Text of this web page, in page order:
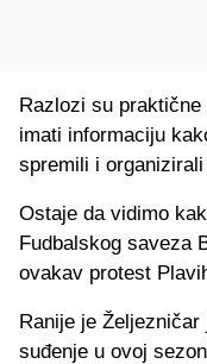
Razlozi su
imati informaciju
spremili i
Ostaje da vidimo
Fudbalskog saveza
ovakav protest
Ranije je
suđenje u ovoj